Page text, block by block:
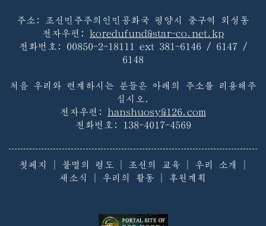
주소: 조선민주주의인민공화국 평양시 중구역 외성동
전자우편: koredufund@star-co.net.kp
전화번호:
00850-2-18111 ext 381-6146 / 6147 /
6148
처음 우리와 련계하시는 분들은 아래의 주소를 리용해주
십시오.
전자우편: hanshuosy@126.com
전화번호: 138-4017-4569
첫페지 불멸의 령도 조선의 교육 우리 소개
새소식
우리의 활동 후원계획